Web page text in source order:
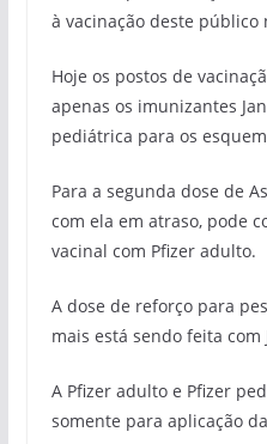
à vacinação deste público
Hoje os postos de
apenas os imunizantes
pediátrica para os
Para a segunda dose de
com ela em atraso, pode
vacinal com Pfizer adulto.
A dose de reforço para
mais está sendo feita com
A Pfizer adulto e Pfizer
somente para aplicação